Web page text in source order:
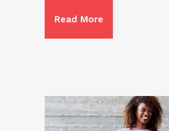
Read More